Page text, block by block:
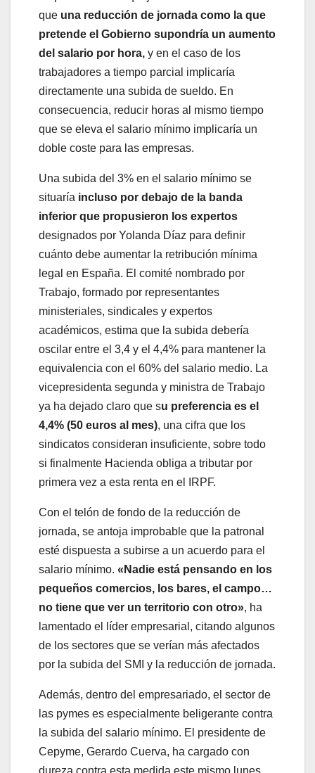
que una reducción de jornada como la que
pretende el Gobierno supondría un aumento
del salario por hora, y en el caso de los
trabajadores a tiempo parcial implicaría
directamente una subida de sueldo. En
consecuencia, reducir horas al mismo tiempo
que se eleva el salario mínimo implicaría un
doble coste para las empresas.
Una subida del 3% en el salario mínimo se
situaría incluso por debajo de la banda
inferior que propusieron los expertos
designados por Yolanda Díaz para definir
cuánto debe aumentar la retribución mínima
legal en España. El comité nombrado por
Trabajo, formado por representantes
ministeriales, sindicales y expertos
académicos, estima que la subida debería
oscilar entre el 3,4 y el 4,4% para mantener la
equivalencia con el 60% del salario medio. La
vicepresidenta segunda y ministra de Trabajo
ya ha dejado claro que su preferencia es el
4,4% (50 euros al mes), una cifra que los
sindicatos consideran insuficiente, sobre todo
si finalmente Hacienda obliga a tributar por
primera vez a esta renta en el IRPF.
Con el telón de fondo de la reducción de
jornada, se antoja improbable que la patronal
esté dispuesta a subirse a un acuerdo para el
salario mínimo. «Nadie está pensando en los
pequeños comercios, los bares, el campo…
no tiene que ver un territorio con otro», ha
lamentado el líder empresarial, citando algunos
de los sectores que se verían más afectados
por la subida del SMI y la reducción de jornada.
Además, dentro del empresariado, el sector de
las pymes es especialmente beligerante contra
la subida del salario mínimo. El presidente de
Cepyme, Gerardo Cuerva, ha cargado con